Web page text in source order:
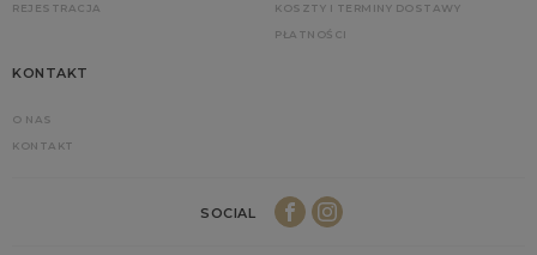
REJESTRACJA
KOSZTY I TERMINY DOSTAWY
PŁATNOŚCI
KONTAKT
O NAS
KONTAKT
SOCIAL